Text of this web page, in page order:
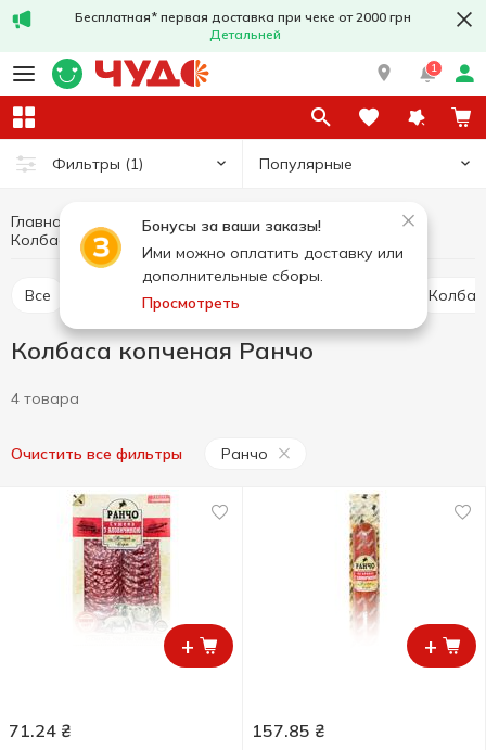
Бесплатная* первая доставка при чеке от 2000 грн
Детальней
1
Фильтры (1) Популярные
Бонусы за ваши заказы!
Ими можно оплатить доставку или
дополнительные сборы.
Просмотреть
Главная Мясо и колбасные изделия
Колбасы
Колбаса копченая
Все Колбаса копченая
Колбаса копченая Ранчо
4 товара
Очистить все фильтры Ранчо
+
71.24 ₴
+
157.85 ₴